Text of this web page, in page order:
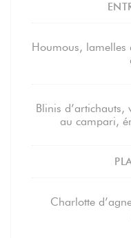
Houmous, lamelles
Blinis d’artichauts,
au campari,
Charlotte